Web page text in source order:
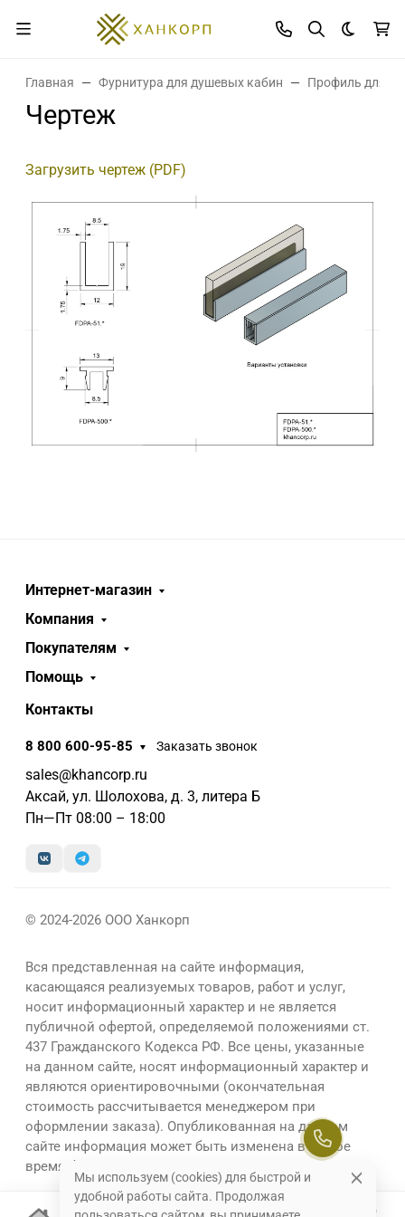
Темная
Главная Фурнитура для душевых кабин Профиль для
Чертеж
Загрузить чертеж (PDF)
Интернет-магазин
Компания
Покупателям
Помощь
Контакты
8 800 600-95-85 Заказать звонок
sales@khancorp.ru
Аксай, ул. Шолохова, д. 3, литера Б
Пн—Пт 08:00 – 18:00
© 2024-2026 ООО Ханкорп
Вся представленная на сайте информация,
касающаяся реализуемых товаров, работ и услуг,
носит информационный характер и не является
публичной офертой, определяемой положениями ст.
437 Гражданского Кодекса РФ. Все цены, указанные
на данном сайте, носят информационный характер и
являются ориентировочными (окончательная
стоимость рассчитывается менеджером при
оформлении заказа). Опубликованная на данном
сайте информация может быть изменена в любое
время без предварительного уведомления.
Мы используем (cookies) для быстрой и
удобной работы сайта. Продолжая